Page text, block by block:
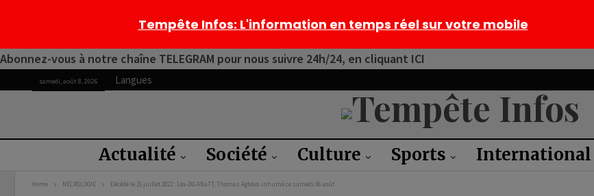
Abonnez-vous à notre chaîne TELEGRAM pour nous suivre 24h/24, en cliquant ICI
samedi, août 8, 2026 Langues
Actualité Société Culture Sports International
Home NÉCROLOGIE Décédé le 15 juillet 2022 : L’ex-DG ANaTT, Thomas Agbéva inhumé ce samedi 06 août
Tempête Infos: L'information en temps réel sur votre mobile